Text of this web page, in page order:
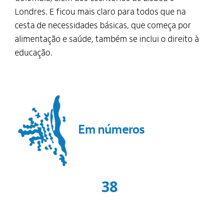
Londres. E ficou mais claro para todos que na
cesta de necessidades básicas, que começa por
alimentação e saúde, também se inclui o direito à
educação.
Em números
38